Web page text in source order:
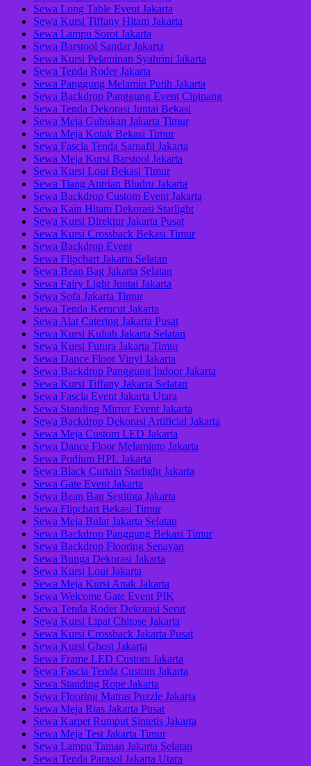
Sewa Long Table Event Jakarta
Sewa Kursi Tiffany Hitam Jakarta
Sewa Lampu Sorot Jakarta
Sewa Barstool Sandar Jakarta
Sewa Kursi Pelaminan Syahrini Jakarta
Sewa Tenda Roder Jakarta
Sewa Panggung Melamin Putih Jakarta
Sewa Backdrop Panggung Event Cipinang
Sewa Tenda Dekorasi Juntai Bekasi
Sewa Meja Gubukan Jakarta Timur
Sewa Meja Kotak Bekasi Timur
Sewa Fascia Tenda Sarnafil Jakarta
Sewa Meja Kursi Barstool Jakarta
Sewa Kursi Loui Bekasi Timur
Sewa Tiang Antrian Bludru Jakarta
Sewa Backdrop Custom Event Jakarta
Sewa Kain Hitam Dekorasi Starlight
Sewa Kursi Direktur Jakarta Pusat
Sewa Kursi Crossback Bekasi Timur
Sewa Backdrop Event
Sewa Flipchart Jakarta Selatan
Sewa Bean Bag Jakarta Selatan
Sewa Fairy Light Juntai Jakarta
Sewa Sofa Jakarta Timur
Sewa Tenda Kerucut Jakarta
Sewa Alat Catering Jakarta Pusat
Sewa Kursi Kuliah Jakarta Selatan
Sewa Kursi Futura Jakarta Timur
Sewa Dance Floor Vinyl Jakarta
Sewa Backdrop Panggung Indoor Jakarta
Sewa Kursi Tiffany Jakarta Selatan
Sewa Fascia Event Jakarta Utara
Sewa Standing Mirror Event Jakarta
Sewa Backdrop Dekorasi Artificial Jakarta
Sewa Meja Custom LED Jakarta
Sewa Dance Floor Melaminto Jakarta
Sewa Podium HPL Jakarta
Sewa Black Curtain Starlight Jakarta
Sewa Gate Event Jakarta
Sewa Bean Bag Segitiga Jakarta
Sewa Flipchart Bekasi Timur
Sewa Meja Bulat Jakarta Selatan
Sewa Backdrop Panggung Bekasi Timur
Sewa Backdrop Flooring Senayan
Sewa Bunga Dekorasi Jakarta
Sewa Kursi Loui Jakarta
Sewa Meja Kursi Anak Jakarta
Sewa Welcome Gate Event PIK
Sewa Tenda Roder Dekorasi Serut
Sewa Kursi Lipat Chitose Jakarta
Sewa Kursi Crossback Jakarta Pusat
Sewa Kursi Ghost Jakarta
Sewa Frame LED Custom Jakarta
Sewa Fascia Tenda Custom Jakarta
Sewa Standing Rope Jakarta
Sewa Flooring Matras Puzzle Jakarta
Sewa Meja Rias Jakarta Pusat
Sewa Karpet Rumput Sintetis Jakarta
Sewa Meja Test Jakarta Timur
Sewa Lampu Taman Jakarta Selatan
Sewa Tenda Parasol Jakarta Utara